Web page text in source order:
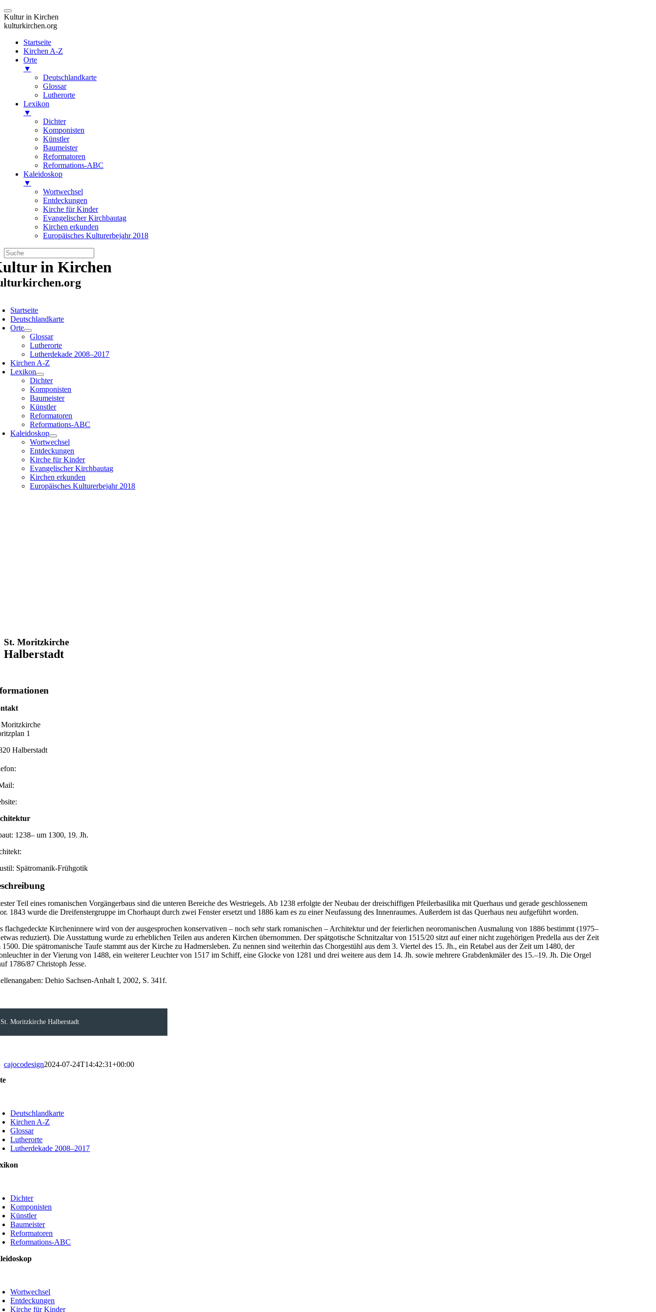
Kultur in Kirchen
kulturkirchen.org
Startseite
Kirchen A-Z
Orte
▼
Deutschlandkarte
Glossar
Lutherorte
Lexikon
▼
Dichter
Komponisten
Künstler
Baumeister
Reformatoren
Reformations-ABC
Kaleidoskop
▼
Wortwechsel
Entdeckungen
Kirche für Kinder
Evangelischer Kirchbautag
Kirchen erkunden
Europäisches Kulturerbejahr 2018
Zum
Inhalt
springen
in Kirchen
Startseite
Deutschlandkarte
Orte
Glossar
Lutherorte
Lutherdekade 2008–2017
Kirchen A-Z
Lexikon
Dichter
Komponisten
Baumeister
Künstler
Reformatoren
Reformations-ABC
Kaleidoskop
Wortwechsel
Entdeckungen
Kirche für Kinder
Evangelischer Kirchbautag
Kirchen erkunden
Europäisches Kulturerbejahr 2018
St. Moritzkirche
Halberstadt
Moritzkirche
1
Halberstadt
1238– um 1300, 19. Jh.
Spätromanik-Frühgotik
Teil eines romanischen Vorgängerbaus sind die unteren Bereiche des Westriegels. Ab 1238 erfolgte der Neubau der dreischiffigen Pfeilerbasilika mit Querhaus und gerade geschlossenem
1843 wurde die Dreifenstergruppe im Chorhaupt durch zwei Fenster ersetzt und 1886 kam es zu einer Neufassung des Innenraumes. Außerdem ist das Querhaus neu aufgeführt worden.
flachgedeckte Kircheninnere wird von der ausgesprochen konservativen – noch sehr stark romanischen – Architektur und der feierlichen neoromanischen Ausmalung von 1886 bestimmt (1975–
reduziert). Die Ausstattung wurde zu erheblichen Teilen aus anderen Kirchen übernommen. Der spätgotische Schnitzaltar von 1515/20 sitzt auf einer nicht zugehörigen Predella aus der Zeit
1500. Die spätromanische Taufe stammt aus der Kirche zu Hadmersleben. Zu nennen sind weiterhin das Chorgestühl aus dem 3. Viertel des 15. Jh., ein Retabel aus der Zeit um 1480, der
in der Vierung von 1488, ein weiterer Leuchter von 1517 im Schiff, eine Glocke von 1281 und drei weitere aus dem 14. Jh. sowie mehrere Grabdenkmäler des 15.–19. Jh. Die Orgel
1786/87 Christoph Jesse.
Dehio Sachsen-Anhalt I, 2002, S. 341f.
St. Moritzkirche Halberstadt
cajocodesign2024-07-24T14:42:31+00:00
Deutschlandkarte
Kirchen A-Z
Glossar
Lutherorte
Lutherdekade 2008–2017
Dichter
Komponisten
Künstler
Baumeister
Reformatoren
Reformations-ABC
Wortwechsel
Entdeckungen
Kirche für Kinder